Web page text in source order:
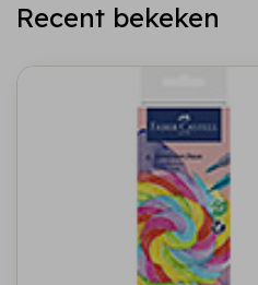
Recent bekeken